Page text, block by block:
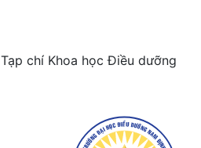
Tạp chí Khoa học Điều dưỡng